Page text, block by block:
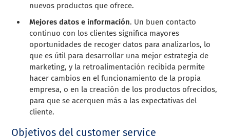
nuevos productos que ofrece.
Mejores datos e información. Un buen contacto
continuo con los clientes significa mayores
oportunidades de recoger datos para analizarlos, lo
que es útil para desarrollar una mejor estrategia de
marketing, y la retroalimentación recibida permite
hacer cambios en el funcionamiento de la propia
empresa, o en la creación de los productos ofrecidos,
para que se acerquen más a las expectativas del
cliente.
Objetivos del customer service